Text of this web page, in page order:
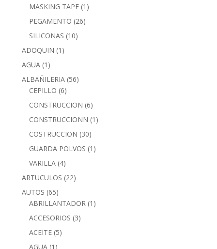
MASKING TAPE (1)
PEGAMENTO (26)
SILICONAS (10)
ADOQUIN (1)
AGUA (1)
ALBAÑILERIA (56)
CEPILLO (6)
CONSTRUCCION (6)
CONSTRUCCIONN (1)
COSTRUCCION (30)
GUARDA POLVOS (1)
VARILLA (4)
ARTUCULOS (22)
AUTOS (65)
ABRILLANTADOR (1)
ACCESORIOS (3)
ACEITE (5)
AGUA (1)